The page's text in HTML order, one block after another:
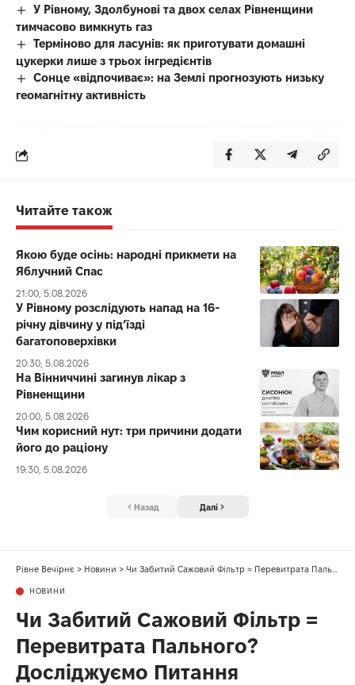
У Рівному, Здолбунові та двох селах Рівненщини
тимчасово вимкнуть газ
Терміново для ласунів: як приготувати домашні
цукерки лише з трьох інгредієнтів
Сонце «відпочиває»: на Землі прогнозують низьку
геомагнітну активність
Читайте також
Якою буде осінь: народні прикмети на
Яблучний Спас
21:00, 5.08.2026
У Рівному розслідують напад на 16-
річну дівчину у під’їзді
багатоповерхівки
20:30, 5.08.2026
На Вінниччині загинув лікар з
Рівненщини
20:00, 5.08.2026
Чим корисний нут: три причини додати
його до раціону
19:30, 5.08.2026
Назад Далі
Рівне Вечірнє > Новини > Чи Забитий Сажовий Фільтр = Перевитрата Пального? Досліджуємо Питання
НОВИНИ
Чи Забитий Сажовий Фільтр =
Перевитрата Пального?
Досліджуємо Питання